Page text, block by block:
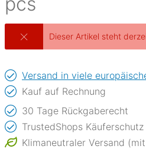
Dieser Artikel steht
Versand in viele
Kauf auf Rechnung
30 Tage Rückgaberecht
TrustedShops Käuferschutz
Klimaneutraler Versand